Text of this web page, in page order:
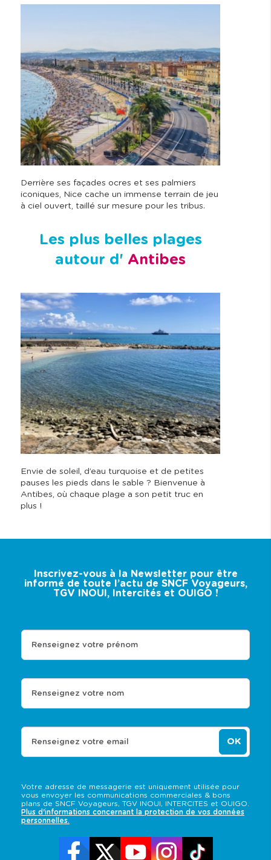
Derrière ses façades ocres et ses palmiers
iconiques, Nice cache un immense terrain de jeu
à ciel ouvert, taillé sur mesure pour les tribus.
Les plus belles plages
autour d' Antibes
Envie de soleil, d’eau turquoise et de petites
pauses les pieds dans le sable ? Bienvenue à
Antibes, où chaque plage a son petit truc en
plus !
Inscrivez-vous à la Newsletter pour être
informé de toute l’actu de SNCF Voyageurs,
TGV INOUI, Intercités et OUIGO !
Votre adresse de messagerie est uniquement utilisée pour
vous envoyer les communications commerciales & bons
plans de SNCF Voyageurs, TGV INOUI, INTERCITES et OUIGO.
Plus d'informations concernant la protection de vos données
personnelles.
Renseignez votre prénom
Renseignez votre nom
Renseignez votre email OK